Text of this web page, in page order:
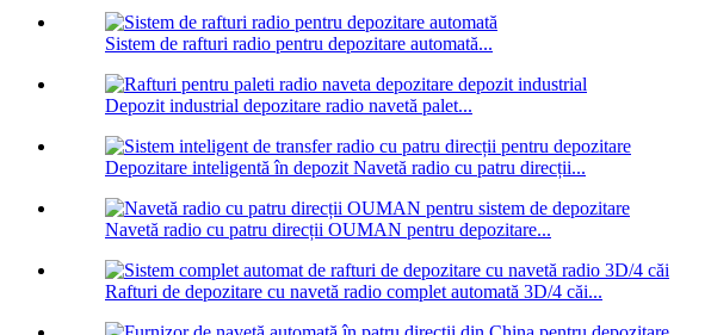
Sistem de rafturi radio pentru depozitare automată...
Depozit industrial depozitare radio navetă palet...
Depozitare inteligentă în depozit Navetă radio cu patru direcții...
Navetă radio cu patru direcții OUMAN pentru depozitare...
Rafturi de depozitare cu navetă radio complet automată 3D/4 căi...